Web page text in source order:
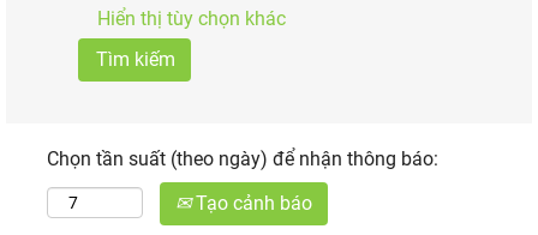
Hiển thị tùy chọn khác
Chọn tần suất (theo ngày) để nhận thông báo:
Tạo cảnh báo